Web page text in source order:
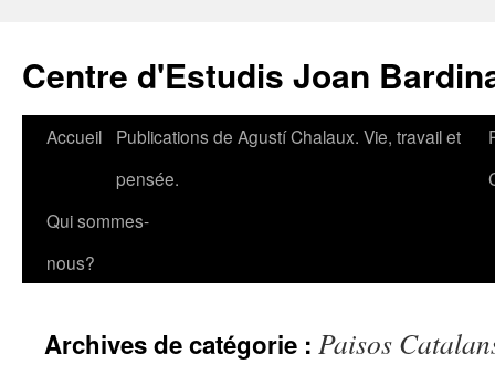
contenu
Centre d'Estudis Joan
Accueil
Publications de Agustí Chalaux. Vie, travail et
pensée.
Qui sommes-
nous?
Archives de catégorie : Paisos